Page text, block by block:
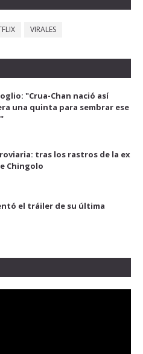
VIRALES
"Crua-Chan nació así
una quinta para sembrar ese
tras los rastros de la ex
Chingolo
el tráiler de su última